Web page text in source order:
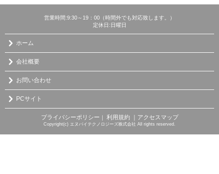
営業時間:9:30～19：00（時間外でも対応致します。）
定休日:日曜日
ホーム
会社概要
お問い合わせ
PCサイト
プライバシーポリシー ｜ 利用規約 ｜アクセスマップ
Copyright(c) エヌバイテクノロジーズ株式会社 All rights reserved.